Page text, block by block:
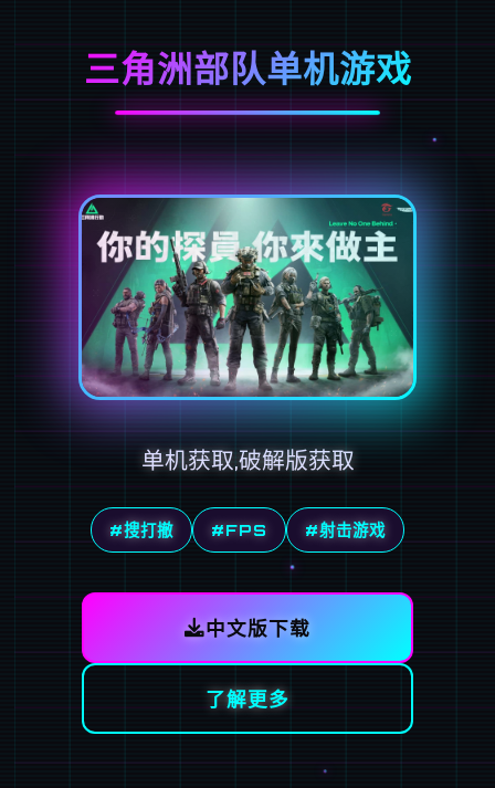
三角洲部队单机游戏
单机获取,破解版获取
#搜打撤 #FPS #射击游戏
中文版下载
了解更多